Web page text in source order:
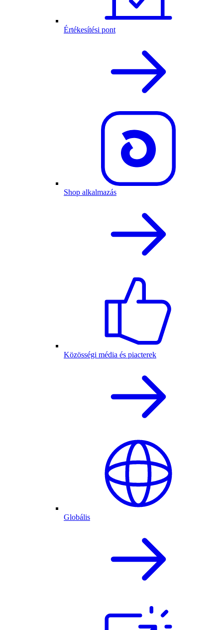
Értékesítési pont
Shop alkalmazás
Közösségi média és piacterek
Globális